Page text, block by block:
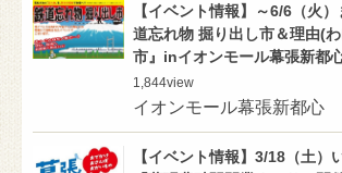
【イベント情報】～6/6（火
道忘れ物 掘り出し市＆理由(
市』inイオンモール幕張新都
1,844view
イオンモール幕張新都心
【イベント情報】3/18（土）